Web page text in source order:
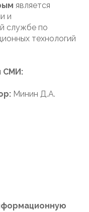
является
и
службе по
технологий
СМИ:
Минин Д.А.